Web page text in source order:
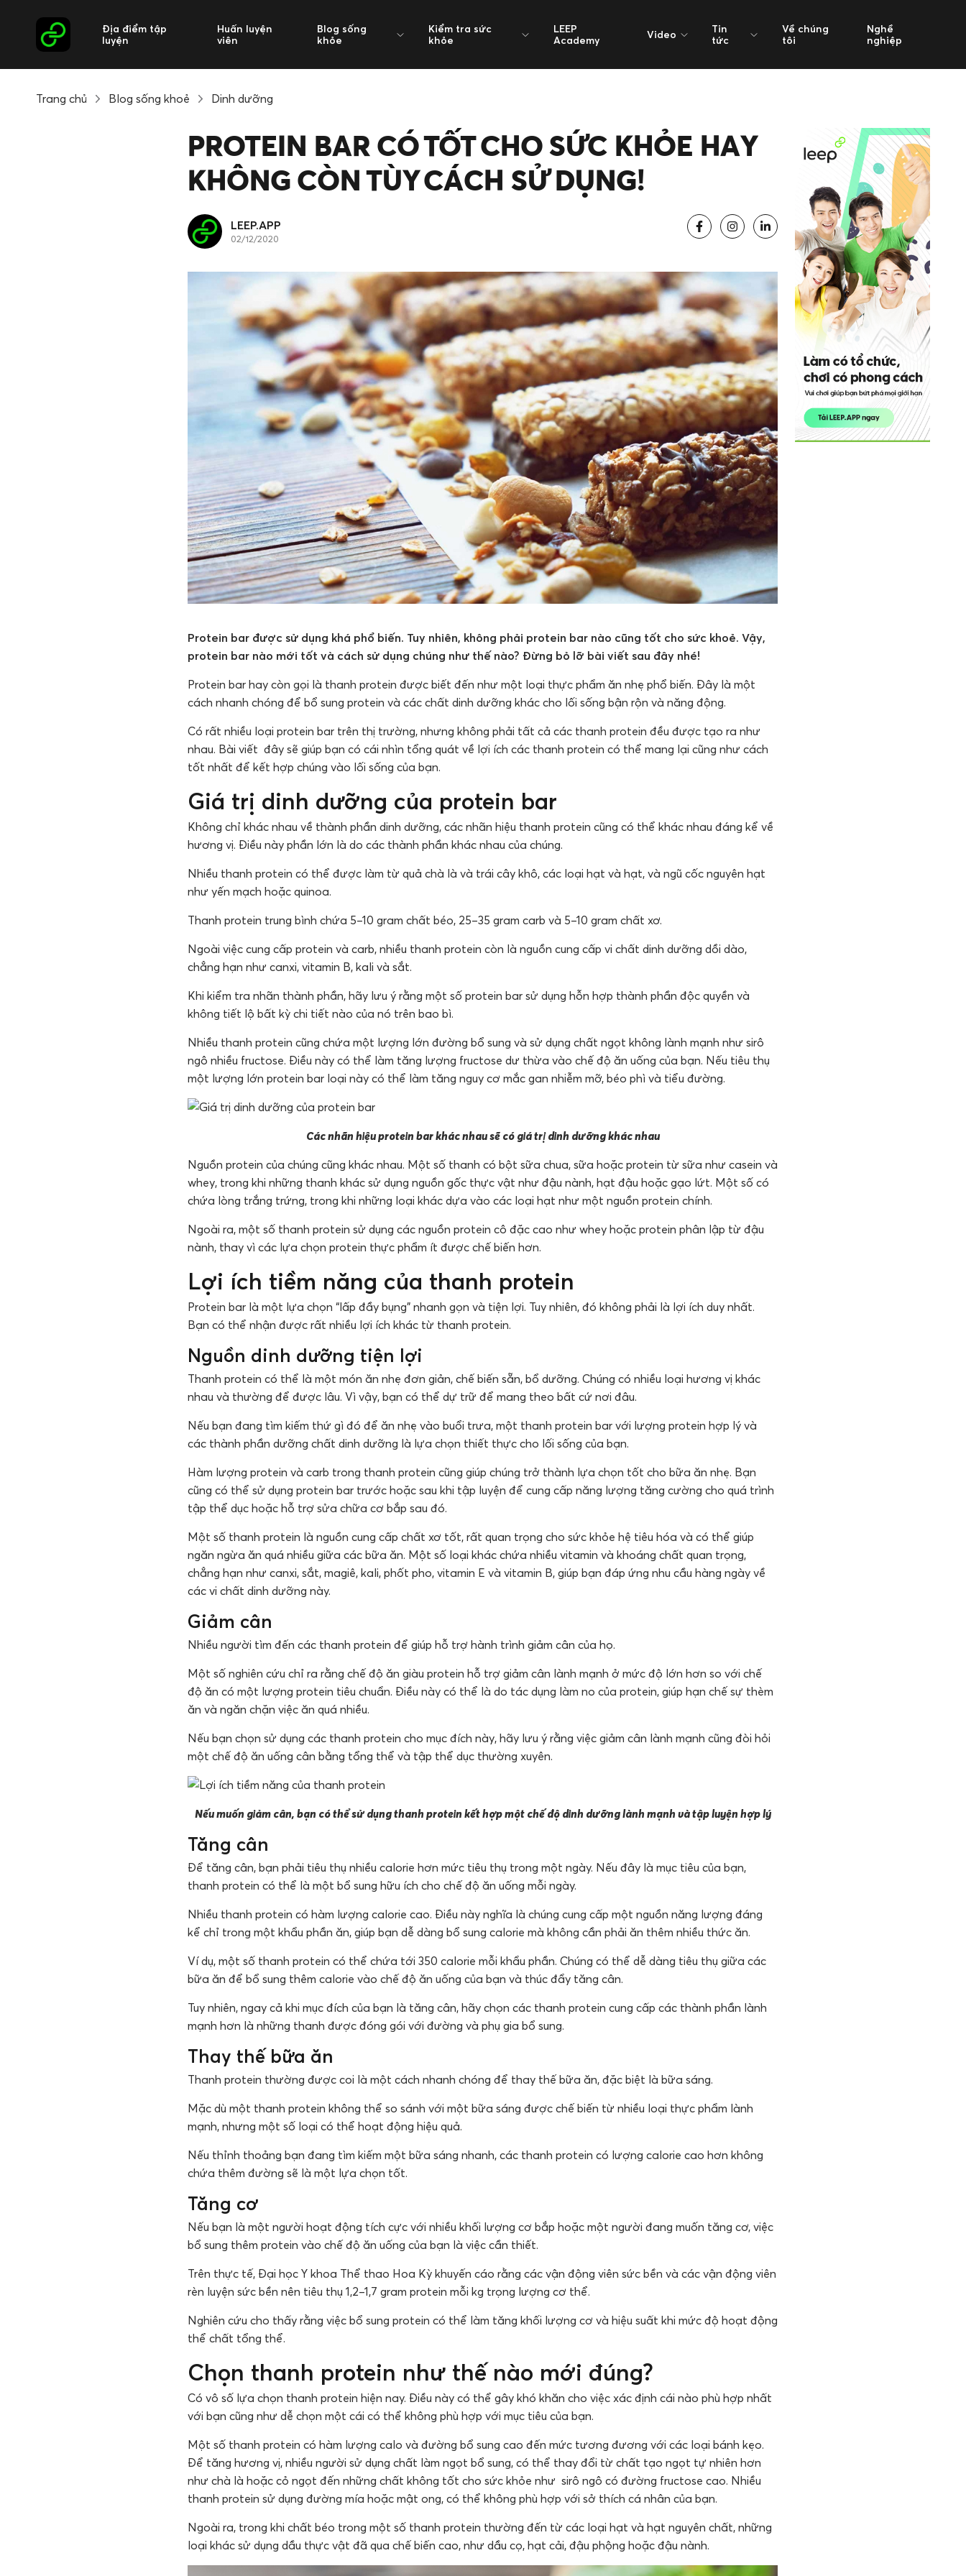
Địa điểm tập
luyện
Huấn luyện
viên
Blog sống
khỏe
Kiểm tra sức
khỏe
LEEP
Academy
Video
Tin
tức
Về chúng
tôi
Nghề
nghiệp
Trang chủ Blog sống khoẻ Dinh dưỡng
PROTEIN BAR CÓ TỐT CHO SỨC KHỎE HAY
KHÔNG CÒN TÙY CÁCH SỬ DỤNG!
LEEP.APP
02/12/2020
Protein bar được sử dụng khá phổ biến. Tuy nhiên, không phải protein bar nào cũng tốt cho sức khoẻ. Vậy,
protein bar nào mới tốt và cách sử dụng chúng như thế nào? Đừng bỏ lỡ bài viết sau đây nhé!
Protein bar hay còn gọi là thanh protein được biết đến như một loại thực phẩm ăn nhẹ phổ biến. Đây là một
cách nhanh chóng để bổ sung protein và các chất dinh dưỡng khác cho lối sống bận rộn và năng động.
Có rất nhiều loại protein bar trên thị trường, nhưng không phải tất cả các thanh protein đều được tạo ra như
nhau. Bài viết đây sẽ giúp bạn có cái nhìn tổng quát về lợi ích các thanh protein có thể mang lại cũng như cách
tốt nhất để kết hợp chúng vào lối sống của bạn.
Giá trị dinh dưỡng của protein bar
Không chỉ khác nhau về thành phần dinh dưỡng, các nhãn hiệu thanh protein cũng có thể khác nhau đáng kể về
hương vị. Điều này phần lớn là do các thành phần khác nhau của chúng.
Nhiều thanh protein có thể được làm từ quả chà là và trái cây khô, các loại hạt và hạt, và ngũ cốc nguyên hạt
như yến mạch hoặc quinoa.
Thanh protein trung bình chứa 5–10 gram chất béo, 25–35 gram carb và 5–10 gram chất xơ.
Ngoài việc cung cấp protein và carb, nhiều thanh protein còn là nguồn cung cấp vi chất dinh dưỡng dồi dào,
chẳng hạn như canxi, vitamin B, kali và sắt.
Khi kiểm tra nhãn thành phần, hãy lưu ý rằng một số protein bar sử dụng hỗn hợp thành phần độc quyền và
không tiết lộ bất kỳ chi tiết nào của nó trên bao bì.
Nhiều thanh protein cũng chứa một lượng lớn đường bổ sung và sử dụng chất ngọt không lành mạnh như sirô
ngô nhiều fructose. Điều này có thể làm tăng lượng fructose dư thừa vào chế độ ăn uống của bạn. Nếu tiêu thụ
một lượng lớn protein bar loại này có thể làm tăng nguy cơ mắc gan nhiễm mỡ, béo phì và tiểu đường.
Các nhãn hiệu protein bar khác nhau sẽ có giá trị dinh dưỡng khác nhau
Nguồn protein của chúng cũng khác nhau. Một số thanh có bột sữa chua, sữa hoặc protein từ sữa như casein và
whey, trong khi những thanh khác sử dụng nguồn gốc thực vật như đậu nành, hạt đậu hoặc gạo lứt. Một số có
chứa lòng trắng trứng, trong khi những loại khác dựa vào các loại hạt như một nguồn protein chính.
Ngoài ra, một số thanh protein sử dụng các nguồn protein cô đặc cao như whey hoặc protein phân lập từ đậu
nành, thay vì các lựa chọn protein thực phẩm ít được chế biến hơn.
Lợi ích tiềm năng của thanh protein
Protein bar là một lựa chọn “lấp đầy bụng” nhanh gọn và tiện lợi. Tuy nhiên, đó không phải là lợi ích duy nhất.
Bạn có thể nhận được rất nhiều lợi ích khác từ thanh protein.
Nguồn dinh dưỡng tiện lợi
Thanh protein có thể là một món ăn nhẹ đơn giản, chế biến sẵn, bổ dưỡng. Chúng có nhiều loại hương vị khác
nhau và thường để được lâu. Vì vậy, bạn có thể dự trữ để mang theo bất cứ nơi đâu.
Nếu bạn đang tìm kiếm thứ gì đó để ăn nhẹ vào buổi trưa, một thanh protein bar với lượng protein hợp lý và
các thành phần dưỡng chất dinh dưỡng là lựa chọn thiết thực cho lối sống của bạn.
Hàm lượng protein và carb trong thanh protein cũng giúp chúng trở thành lựa chọn tốt cho bữa ăn nhẹ. Bạn
cũng có thể sử dụng protein bar trước hoặc sau khi tập luyện để cung cấp năng lượng tăng cường cho quá trình
tập thể dục hoặc hỗ trợ sửa chữa cơ bắp sau đó.
Một số thanh protein là nguồn cung cấp chất xơ tốt, rất quan trọng cho sức khỏe hệ tiêu hóa và có thể giúp
ngăn ngừa ăn quá nhiều giữa các bữa ăn. Một số loại khác chứa nhiều vitamin và khoáng chất quan trọng,
chẳng hạn như canxi, sắt, magiê, kali, phốt pho, vitamin E và vitamin B, giúp bạn đáp ứng nhu cầu hàng ngày về
các vi chất dinh dưỡng này.
Giảm cân
Nhiều người tìm đến các thanh protein để giúp hỗ trợ hành trình giảm cân của họ.
Một số nghiên cứu chỉ ra rằng chế độ ăn giàu protein hỗ trợ giảm cân lành mạnh ở mức độ lớn hơn so với chế
độ ăn có một lượng protein tiêu chuẩn. Điều này có thể là do tác dụng làm no của protein, giúp hạn chế sự thèm
ăn và ngăn chặn việc ăn quá nhiều.
Nếu bạn chọn sử dụng các thanh protein cho mục đích này, hãy lưu ý rằng việc giảm cân lành mạnh cũng đòi hỏi
một chế độ ăn uống cân bằng tổng thể và tập thể dục thường xuyên.
Nếu muốn giảm cân, bạn có thể sử dụng thanh protein kết hợp một chế độ dinh dưỡng lành mạnh và tập luyện hợp lý
Tăng cân
Để tăng cân, bạn phải tiêu thụ nhiều calorie hơn mức tiêu thụ trong một ngày. Nếu đây là mục tiêu của bạn,
thanh protein có thể là một bổ sung hữu ích cho chế độ ăn uống mỗi ngày.
Nhiều thanh protein có hàm lượng calorie cao. Điều này nghĩa là chúng cung cấp một nguồn năng lượng đáng
kể chỉ trong một khẩu phần ăn, giúp bạn dễ dàng bổ sung calorie mà không cần phải ăn thêm nhiều thức ăn.
Ví dụ, một số thanh protein có thể chứa tới 350 calorie mỗi khẩu phần. Chúng có thể dễ dàng tiêu thụ giữa các
bữa ăn để bổ sung thêm calorie vào chế độ ăn uống của bạn và thúc đẩy tăng cân.
Tuy nhiên, ngay cả khi mục đích của bạn là tăng cân, hãy chọn các thanh protein cung cấp các thành phần lành
mạnh hơn là những thanh được đóng gói với đường và phụ gia bổ sung.
Thay thế bữa ăn
Thanh protein thường được coi là một cách nhanh chóng để thay thế bữa ăn, đặc biệt là bữa sáng.
Mặc dù một thanh protein không thể so sánh với một bữa sáng được chế biến từ nhiều loại thực phẩm lành
mạnh, nhưng một số loại có thể hoạt động hiệu quả.
Nếu thỉnh thoảng bạn đang tìm kiếm một bữa sáng nhanh, các thanh protein có lượng calorie cao hơn không
chứa thêm đường sẽ là một lựa chọn tốt.
Tăng cơ
Nếu bạn là một người hoạt động tích cực với nhiều khối lượng cơ bắp hoặc một người đang muốn tăng cơ, việc
bổ sung thêm protein vào chế độ ăn uống của bạn là việc cần thiết.
Trên thực tế, Đại học Y khoa Thể thao Hoa Kỳ khuyến cáo rằng các vận động viên sức bền và các vận động viên
rèn luyện sức bền nên tiêu thụ 1,2–1,7 gram protein mỗi kg trọng lượng cơ thể.
Nghiên cứu cho thấy rằng việc bổ sung protein có thể làm tăng khối lượng cơ và hiệu suất khi mức độ hoạt động
thể chất tổng thể.
Chọn thanh protein như thế nào mới đúng?
Có vô số lựa chọn thanh protein hiện nay. Điều này có thể gây khó khăn cho việc xác định cái nào phù hợp nhất
với bạn cũng như dễ chọn một cái có thể không phù hợp với mục tiêu của bạn.
Một số thanh protein có hàm lượng calo và đường bổ sung cao đến mức tương đương với các loại bánh kẹo.
Để tăng hương vị, nhiều người sử dụng chất làm ngọt bổ sung, có thể thay đổi từ chất tạo ngọt tự nhiên hơn
như chà là hoặc cỏ ngọt đến những chất không tốt cho sức khỏe như sirô ngô có đường fructose cao. Nhiều
thanh protein sử dụng đường mía hoặc mật ong, có thể không phù hợp với sở thích cá nhân của bạn.
Ngoài ra, trong khi chất béo trong một số thanh protein thường đến từ các loại hạt và hạt nguyên chất, những
loại khác sử dụng dầu thực vật đã qua chế biến cao, như dầu cọ, hạt cải, đậu phộng hoặc đậu nành.